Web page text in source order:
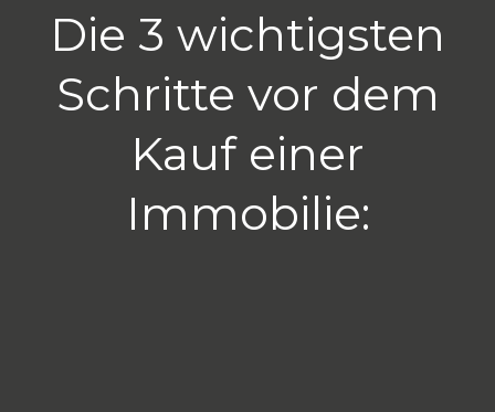
Die 3 wichtigsten
Schritte vor dem
Kauf einer
Immobilie: